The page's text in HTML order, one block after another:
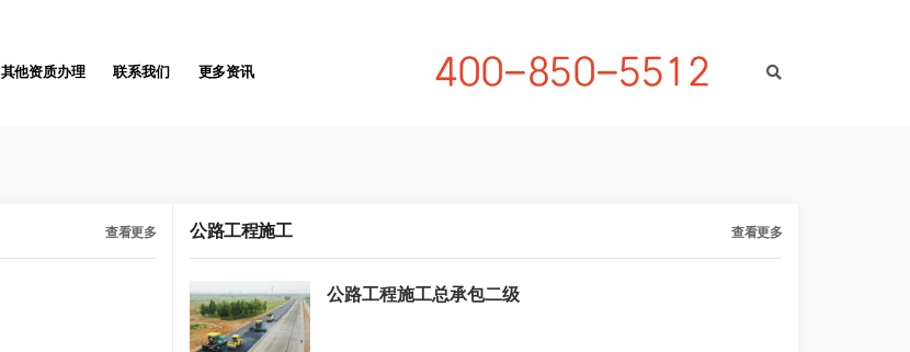
其他资质办理 联系我们 更多资讯
查看更多 公路工程施工 查看更多
公路工程施工总承包二级